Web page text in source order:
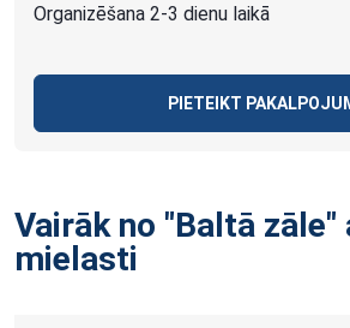
Organizēšana 2-3 dienu laikā
PIETEIKT
Vairāk no "Baltā zāle"
mielasti